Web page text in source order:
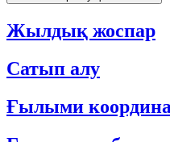
Жылдық жоспар
Сатып алу
Ғылыми